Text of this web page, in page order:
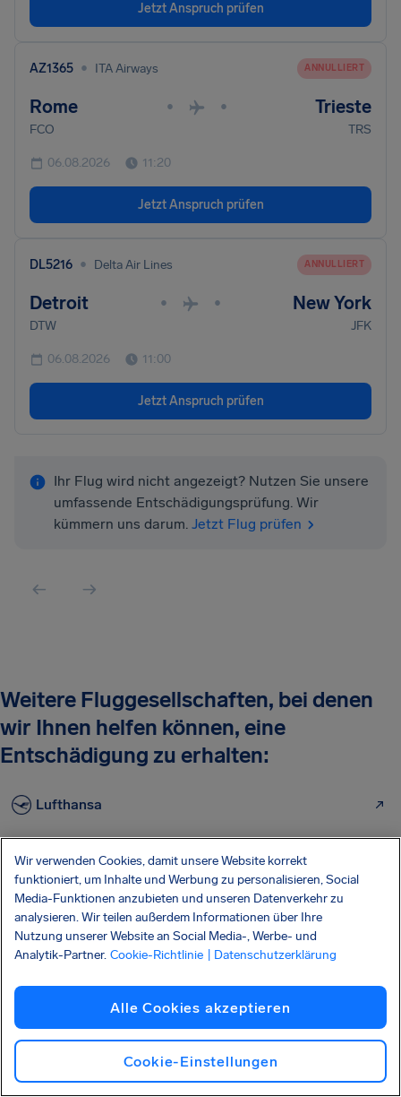
Jetzt Anspruch prüfen
AZ1365 • ITA Airways ANNULLIERT
Rome • • Trieste
FCO TRS
06.08.2026 11:20
Jetzt Anspruch prüfen
DL5216 • Delta Air Lines ANNULLIERT
Detroit • • New York
DTW JFK
06.08.2026 11:00
Jetzt Anspruch prüfen
Ihr Flug wird nicht angezeigt? Nutzen Sie unsere
umfassende Entschädigungsprüfung. Wir
kümmern uns darum. Jetzt Flug prüfen
Weitere Fluggesellschaften, bei denen
wir Ihnen helfen können, eine
Entschädigung zu erhalten:
Lufthansa
Eurowings
Ryanair
Wizz Air
Turkish Airlines
Sunexpress
KLM Airlines
Wir verwenden Cookies, damit unsere Website korrekt
funktioniert, um Inhalte und Werbung zu personalisieren, Social
Media-Funktionen anzubieten und unseren Datenverkehr zu
analysieren. Wir teilen außerdem Informationen über Ihre
Nutzung unserer Website an Social Media-, Werbe- und
Analytik-Partner. Cookie-Richtlinie | Datenschutzerklärung
Alle Cookies akzeptieren
Cookie-Einstellungen